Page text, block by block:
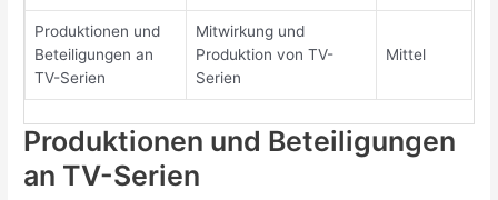
Produktionen und
Beteiligungen an
TV-Serien
Mitwirkung und
Produktion von TV-
Serien
Mittel
Produktionen und Beteiligungen
an TV-Serien